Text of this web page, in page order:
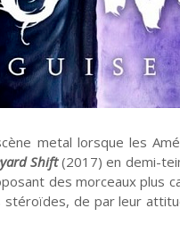
metal lorsque les
Shift(2017) en demi-
des morceaux plus
stéroïdes, de par leur